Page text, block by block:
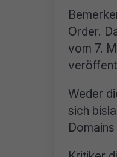
Order.
vom 7.
Weder
sich